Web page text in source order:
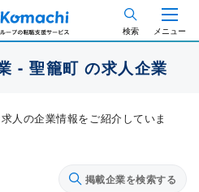
検索 メニュー
- 聖籠町 の求人企業
人の企業情報をご紹介していま
掲載企業を検索する